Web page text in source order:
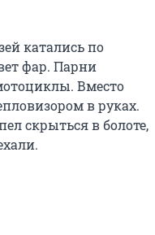
катались по
фар. Парни
Вместо
в руках.
скрыться в болоте,